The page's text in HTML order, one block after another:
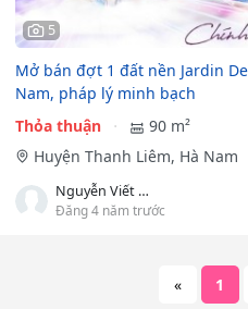
5
Mở bán đợt 1 đất nền Jardin
Nam, pháp lý minh bạch
Thỏa thuận
90 m²
Huyện Thanh Liêm, Hà Nam
Nguyễn Viết Lợi
Đăng 4 năm trước
« 1